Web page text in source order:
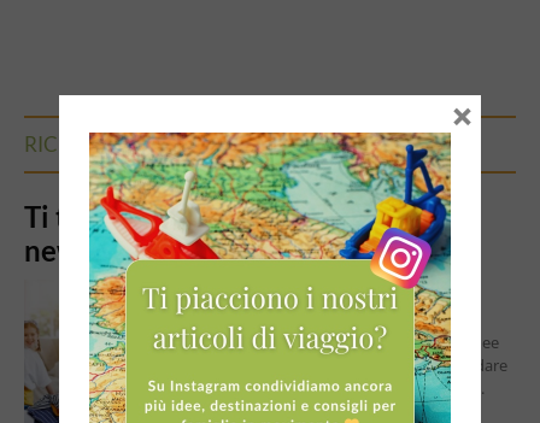
RICEVI LA NEWSLETTER
Ti teniamo informato… Iscriviti alla
newsletter!
Perchè iscriversi alla newsletter di
Quantomanca? E' gratuita Riceverai tante idee
su mete, musei, parchi e attrazioni dove andare
con i bambini Riceverai le offerte dei family...
×